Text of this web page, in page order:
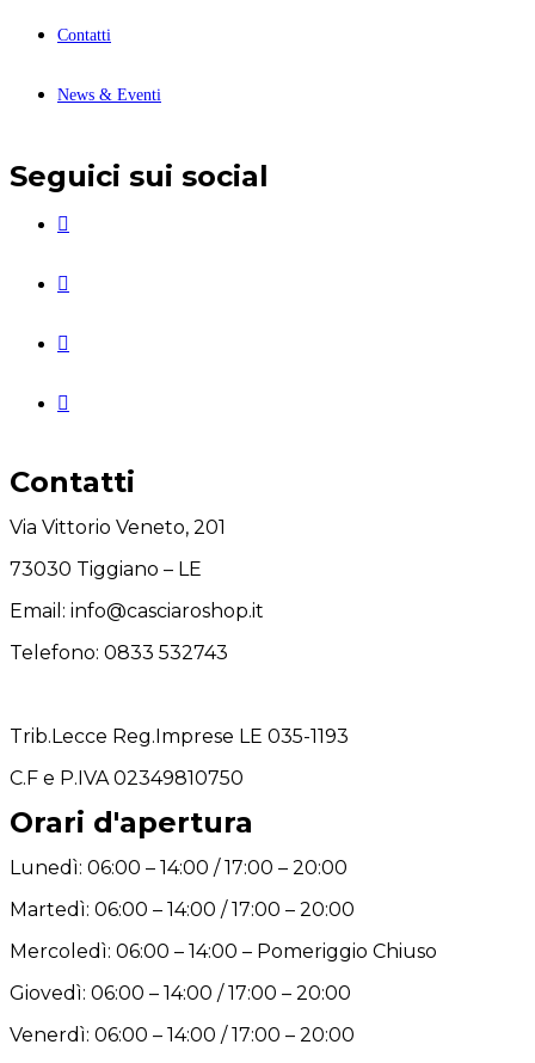
Contatti
News & Eventi
Seguici sui social
Contatti
Via Vittorio Veneto, 201
73030 Tiggiano – LE
Email: info@casciaroshop.it
Telefono: 0833 532743
Trib.Lecce Reg.Imprese LE 035-1193
C.F e P.IVA 02349810750
Orari d'apertura
Lunedì: 06:00 – 14:00 / 17:00 – 20:00
Martedì: 06:00 – 14:00 / 17:00 – 20:00
Mercoledì: 06:00 – 14:00 – Pomeriggio Chiuso
Giovedì: 06:00 – 14:00 / 17:00 – 20:00
Venerdì: 06:00 – 14:00 / 17:00 – 20:00